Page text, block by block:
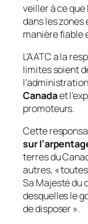
veiller à ce
dans les
manière fiable
L’AATC a la
limites soient
Canadaet
promoteurs.
Cette
sur
terres du
autres, «
Sa Majesté du
desquelles le
de disposer ».